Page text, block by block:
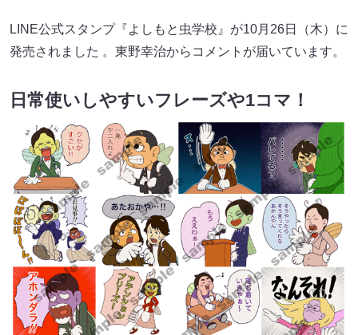
LINE公式スタンプ『よしもと虫学校』が10月26日（木）に
発売されました 。東野幸治からコメントが届いています。
日常使いしやすいフレーズや1コマ！